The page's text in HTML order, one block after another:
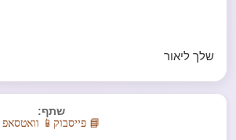
שלך ליאור
שתף:
📘 פייסבוק 📱 וואטסאפ